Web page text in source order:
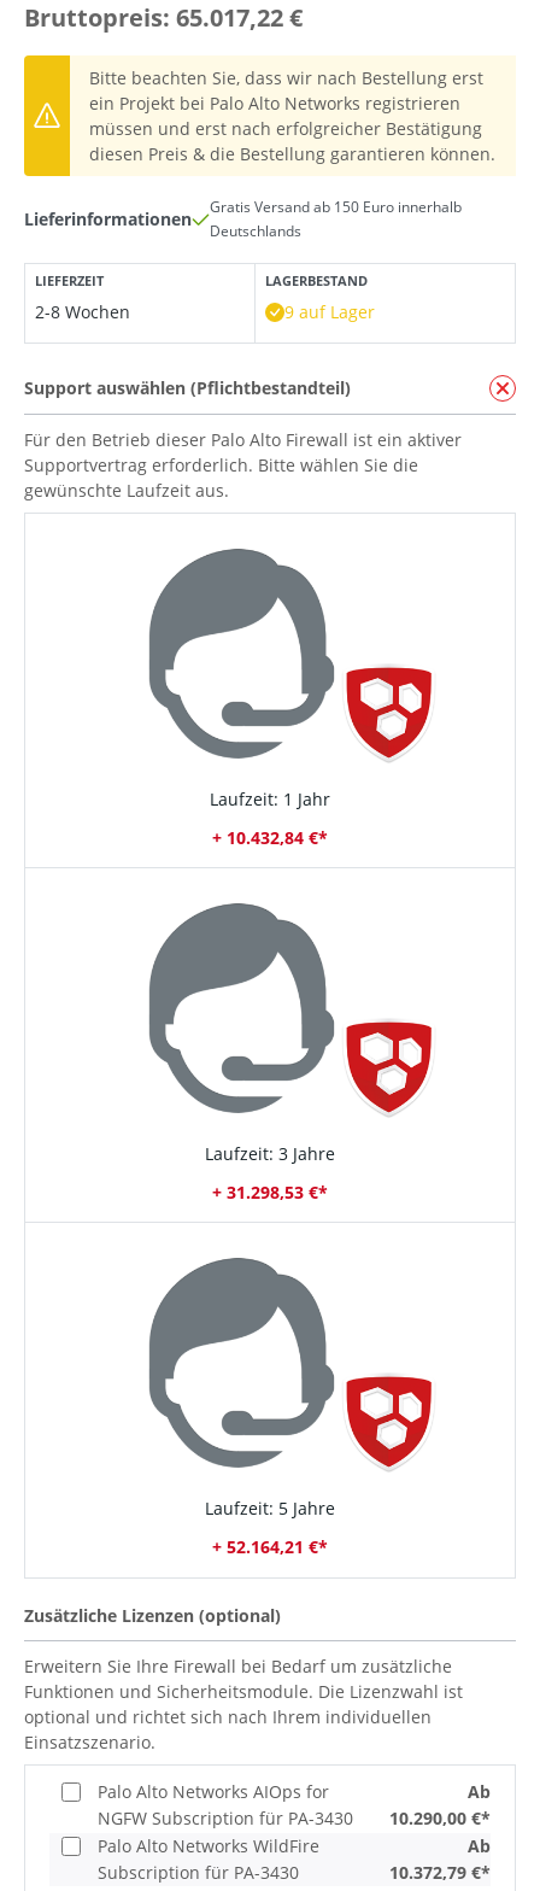
Bruttopreis: 65.017,22 €
Bitte beachten Sie, dass wir nach Bestellung erst
ein Projekt bei Palo Alto Networks registrieren
müssen und erst nach erfolgreicher Bestätigung
diesen Preis & die Bestellung garantieren können.
Lieferinformationen
Gratis Versand ab 150 Euro innerhalb
Deutschlands
LIEFERZEIT
2-8 Wochen
LAGERBESTAND
9 auf Lager
Support auswählen (Pflichtbestandteil)
Für den Betrieb dieser Palo Alto Firewall ist ein aktiver
Supportvertrag erforderlich. Bitte wählen Sie die
gewünschte Laufzeit aus.
Laufzeit: 1 Jahr
+ 10.432,84 €*
Laufzeit: 3 Jahre
+ 31.298,53 €*
Laufzeit: 5 Jahre
+ 52.164,21 €*
Zusätzliche Lizenzen (optional)
Erweitern Sie Ihre Firewall bei Bedarf um zusätzliche
Funktionen und Sicherheitsmodule. Die Lizenzwahl ist
optional und richtet sich nach Ihrem individuellen
Einsatzszenario.
Palo Alto Networks AIOps for
NGFW Subscription für PA-3430
Ab
10.290,00 €*
Palo Alto Networks WildFire
Subscription für PA-3430
Ab
10.372,79 €*